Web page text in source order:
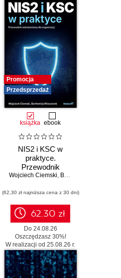
Promocja
Przedsprzedaż
książka ebook
NIS2 i KSC w
praktyce.
Przewodnik
wdrożeniowy dla
Wojciech Ciemski, Bartłomiej Wieczorek
(62,30 zł najniższa cena z 30 dni)
62.30 zł
Do 24.08.26
Oszczędzasz 30%!
W realizacji od 25.08.26 r.